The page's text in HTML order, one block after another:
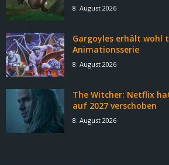
8. August 2026
Gargoyles erhält wohl
Animationsserie
8. August 2026
The Witcher: Netflix
auf 2027 verschoben
8. August 2026